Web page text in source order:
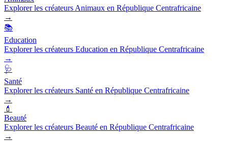
Explorer les créateurs Animaux en République Centrafricaine
→
📚
Education
Explorer les créateurs Education en République Centrafricaine
→
🩺
Santé
Explorer les créateurs Santé en République Centrafricaine
→
💄
Beauté
Explorer les créateurs Beauté en République Centrafricaine
→